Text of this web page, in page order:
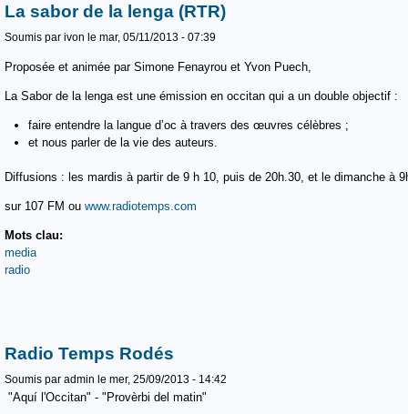
La sabor de la lenga (RTR)
Soumis par ivon le mar, 05/11/2013 - 07:39
Proposée et animée par Simone Fenayrou et Yvon Puech,
La Sabor de la lenga est une émission en occitan qui a un double objectif :
faire entendre la langue d’oc à travers des œuvres célèbres ;
et nous parler de la vie des auteurs.
Diffusions : les mardis à partir de 9 h 10, puis de 20h.30, et le dimanche à
sur 107 FM ou www.radiotemps.com
Mots clau:
media
radio
Radio Temps Rodés
Soumis par admin le mer, 25/09/2013 - 14:42
"Aquí l'Occitan" - "Provèrbi del matin"